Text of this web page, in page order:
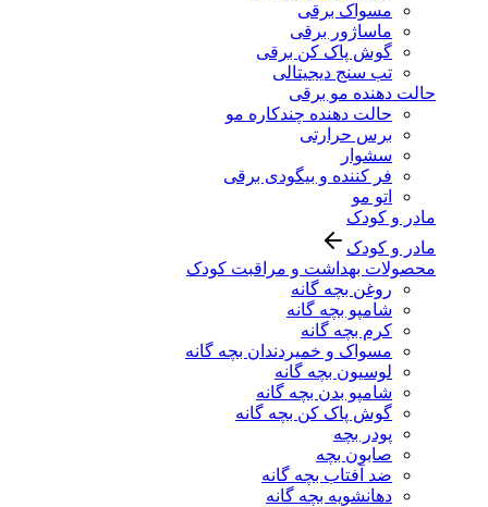
مسواک برقی
ماساژور برقی
گوش پاک کن برقی
تب سنج دیجیتالی
حالت دهنده مو برقی
حالت دهنده چندکاره مو
برس حرارتی
سشوار
فر کننده و بیگودی برقی
اتو مو
مادر و کودک
مادر و کودک
محصولات بهداشت و مراقبت کودک
روغن بچه گانه
شامپو بچه گانه
کرم بچه گانه
مسواک و خمیردندان بچه گانه
لوسیون بچه گانه
شامپو بدن بچه گانه
گوش پاک کن بچه گانه
پودر بچه
صابون بچه
ضد آفتاب بچه گانه
دهانشویه بچه گانه